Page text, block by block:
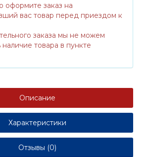
оформите заказ на
вас товар перед приездом к
заказа мы не можем
наличие товара в пункте
Описание
Характеристики
Отзывы (0)